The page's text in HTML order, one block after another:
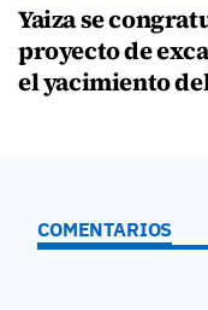
Yaiza se
proyecto de
el yacimiento
COMENTARIOS